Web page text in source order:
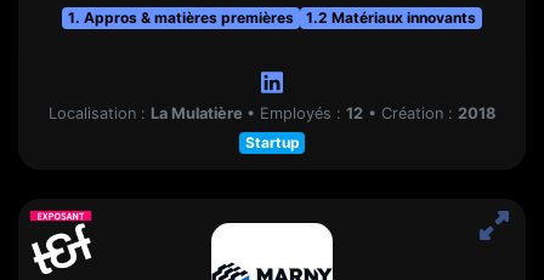
1. Appros & matières premières 1.2 Matériaux innovants
Localisation : La Mulatière • Employés : 12 • Création : 2018
Startup